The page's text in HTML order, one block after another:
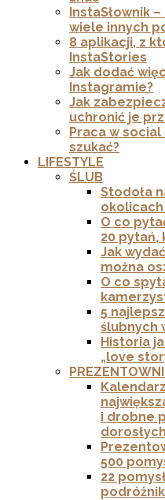
InstaSłownik –
wiele innych
8 aplikacji, z
InstaStories
Jak dodać
Instagramie?
Jak
uchronić je
Praca w
szukać?
LIFESTYLE
ŚLUB
Stodoła
okolicach
O co
20 pytań,
Jak
można
O co
5
ślubnych
Historia
„love
i drobne
dorosłych
500
22